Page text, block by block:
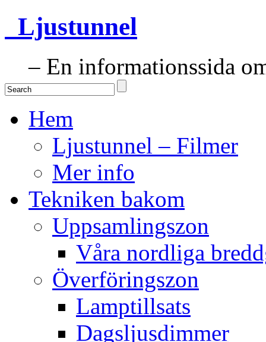
Ljustunnel
– En informationssida
Hem
Ljustunnel – Filmer
Mer info
Tekniken bakom
Uppsamlingszon
Våra nordliga
Överföringszon
Lamptillsats
Dagsljusdimmer